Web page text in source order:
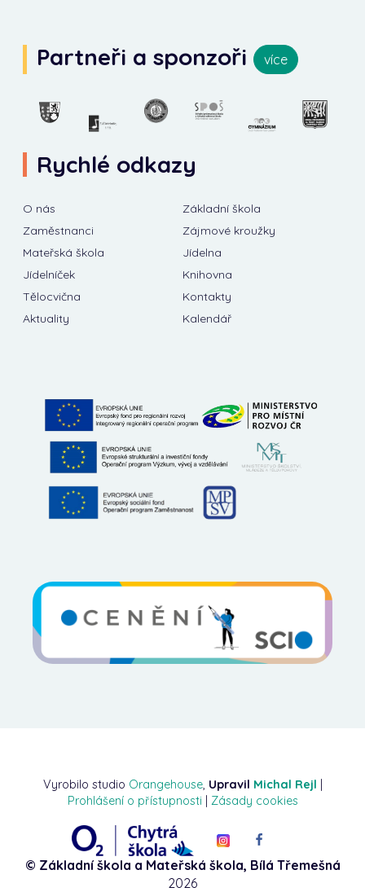
Partneři a sponzoři více
Rychlé odkazy
O nás
Základní škola
Zaměstnanci
Zájmové kroužky
Mateřská škola
Jídelna
Jídelníček
Knihovna
Tělocvična
Kontakty
Aktuality
Kalendář
Vyrobilo studio Orangehouse, Upravil Michal Rejl |
Prohlášení o přístupnosti | Zásady cookies
© Základní škola a Mateřská škola, Bílá Třemešná
2026